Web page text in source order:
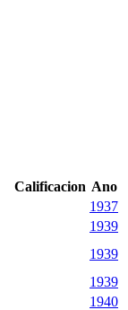
Calificacion Ano
1937
1939
1939
1939
1940